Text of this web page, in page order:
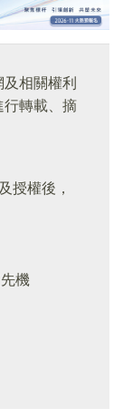
相關權利
行轉載、摘
授權後，
機